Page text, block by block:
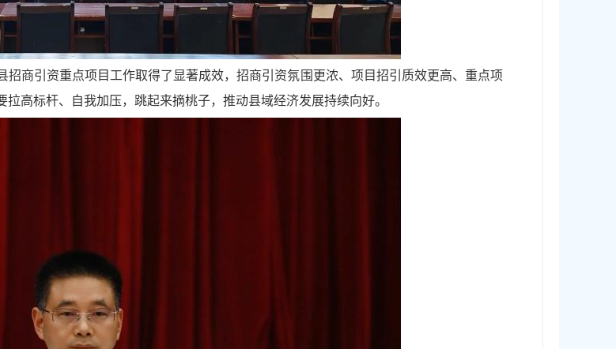
商引资重点项目工作取得了显著成效，招商引资氛围更浓、项目招引质效更高、重点项
高标杆、自我加压，跳起来摘桃子，推动县域经济发展持续向好。